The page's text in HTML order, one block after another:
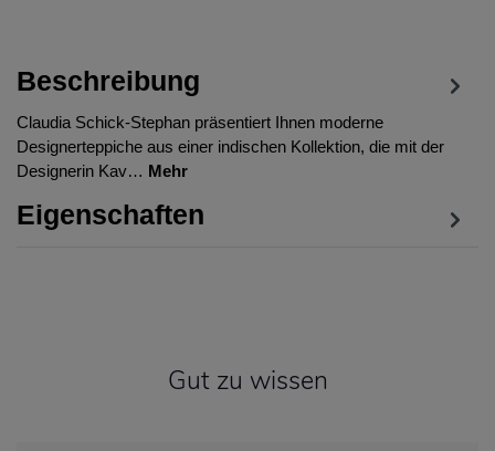
Beschreibung
Claudia Schick-Stephan präsentiert Ihnen moderne
Designerteppiche aus einer indischen Kollektion, die mit der
Designerin Kav… Mehr
Eigenschaften
Gut zu wissen